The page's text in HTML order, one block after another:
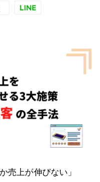
売上が伸びない」